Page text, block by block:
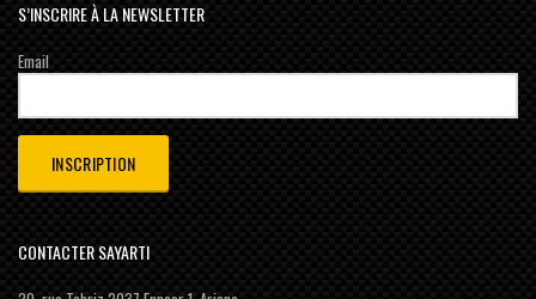
S’INSCRIRE À LA NEWSLETTER
Email
CONTACTER SAYARTI